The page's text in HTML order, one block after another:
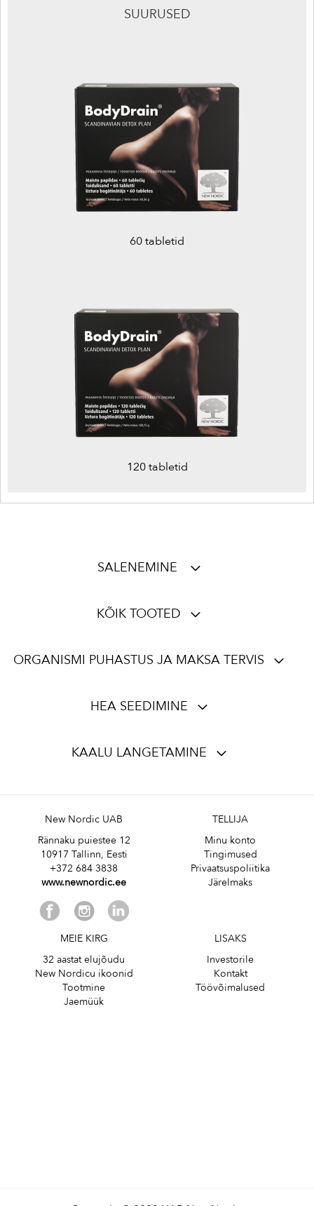
SUURUSED
60 tabletid
120 tabletid
SALENEMINE
KÕIK TOOTED
ORGANISMI PUHASTUS JA MAKSA TERVIS
HEA SEEDIMINE
KAALU LANGETAMINE
New Nordic UAB
Rännaku puiestee 12
10917 Tallinn, Eesti
+372 684 3838
www.newnordic.ee
TELLIJA
Minu konto
Tingimused
Privaatsuspoliitika
Järelmaks
MEIE KIRG
32 aastat elujõudu
New Nordicu ikoonid
Tootmine
Jaemüük
LISAKS
Investorile
Kontakt
Töövõimalused